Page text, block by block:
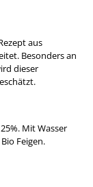
aus
Besonders an
dieser
Mit Wasser
Feigen.